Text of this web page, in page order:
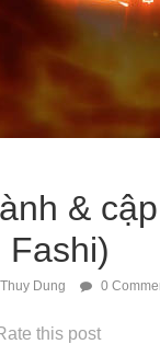
&
Fashi)
Thuy Dung 0
this post